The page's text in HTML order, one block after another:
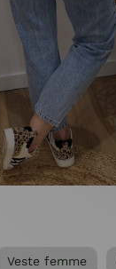
Veste femme